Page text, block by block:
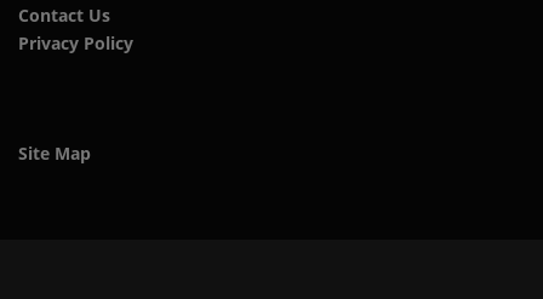
Contact Us
Privacy Policy
Site Map